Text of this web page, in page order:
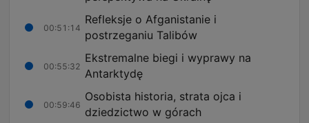
00:51:14
Refleksje o Afganistanie i
postrzeganiu Talibów
00:55:32
Ekstremalne biegi i wyprawy na
Antarktydę
00:59:46
Osobista historia, strata ojca i
dziedzictwo w górach